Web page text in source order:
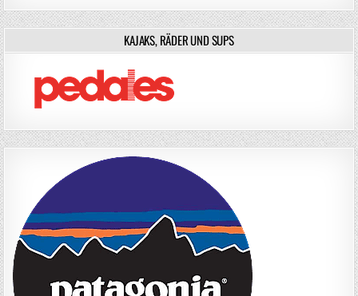
KAJAKS, RÄDER UND SUPS